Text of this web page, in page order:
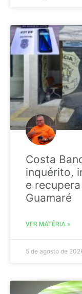
Costa
inquérito,
e
Guamaré
VER MATÉRIA »
5 de agosto de